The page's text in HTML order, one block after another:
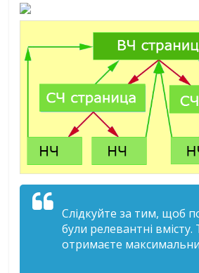
Слідкуйте за тим, щоб
були релевантні вмісту.
отримаєте